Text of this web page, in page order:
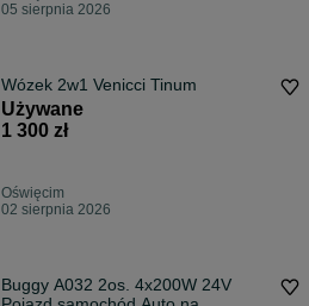
05 sierpnia 2026
Wózek 2w1 Venicci Tinum
Używane
1 300 zł
Oświęcim
02 sierpnia 2026
Buggy A032 2os. 4x200W 24V